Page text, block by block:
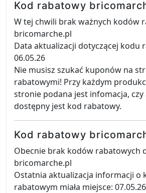
Kod rabatowy
W tej chwili brak ważnych kodów
bricomarche.pl
Data aktualizacji dotyczącej kodu
06.05.26
Nie musisz szukać kuponów na
rabatowymi! Przy każdym
stronie podana jest infomacja,
dostępny jest kod rabatowy.
Kod rabatowy
Obecnie brak kodów rabatowych
bricomarche.pl
Ostatnia aktualizacja informacji o
rabatowym miała miejsce: 07.05.26